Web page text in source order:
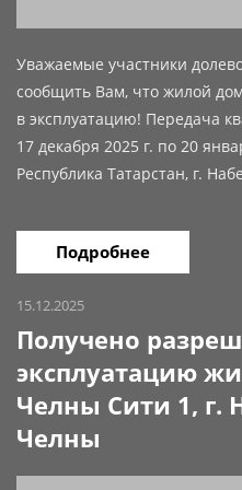
Уважаемые участники
сообщить Вам, что жилой
в эксплуатацию! Передача
17 декабря 2025 г. по 20
Республика Татарстан, г.
Подробнее
15.12.2025
Получено
эксплуатацию
Челны Сити 1, г.
Челны